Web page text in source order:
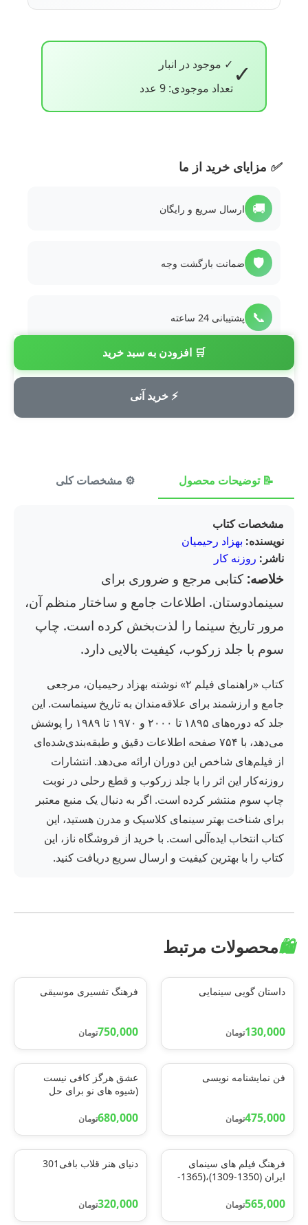
✓ ✓ موجود در انبار
تعداد موجودی: 9 عدد
🛒 افزودن به سبد خرید
⚡ خرید آنی
✅ مزایای خرید از ما
🚚 ارسال سریع و رایگان
🛡️ ضمانت بازگشت وجه
📞 پشتیبانی 24 ساعته
💳 پرداخت امن
📝 توضیحات محصول ⚙️ مشخصات کلی
مشخصات کتاب
نویسنده: بهزاد رحیمیان
ناشر: روزنه کار
خلاصه: کتابی مرجع و ضروری برای
سینمادوستان. اطلاعات جامع و ساختار منظم آن،
مرور تاریخ سینما را لذت‌بخش کرده است. چاپ
سوم با جلد زرکوب، کیفیت بالایی دارد.
کتاب «راهنمای فیلم ۲» نوشته بهزاد رحیمیان، مرجعی
جامع و ارزشمند برای علاقه‌مندان به تاریخ سینماست. این
جلد که دوره‌های ۱۸۹۵ تا ۲۰۰۰ و ۱۹۷۰ تا ۱۹۸۹ را پوشش
می‌دهد، با ۷۵۴ صفحه اطلاعات دقیق و طبقه‌بندی‌شده‌ای
از فیلم‌های شاخص این دوران ارائه می‌دهد. انتشارات
روزنه‌کار این اثر را با جلد زرکوب و قطع رحلی در نوبت
چاپ سوم منتشر کرده است. اگر به دنبال یک منبع معتبر
برای شناخت بهتر سینمای کلاسیک و مدرن هستید، این
کتاب انتخاب ایده‌آلی است. با خرید از فروشگاه ناز، این
کتاب را با بهترین کیفیت و ارسال سریع دریافت کنید.
🛍️محصولات مرتبط
داستان گویی سینمایی
130,000تومان
فرهنگ تفسیری موسیقی
750,000تومان
فن نمایشنامه نویسی
475,000تومان
عشق هرگز کافی نیست
(شیوه های نو برای حل
خانوادگی براساس شناخت
680,000تومان
فرهنگ فیلم های سینمای
ایران (1350-1309)،(1365-
565,000تومان
دنیای هنر قلاب بافی301
320,000تومان